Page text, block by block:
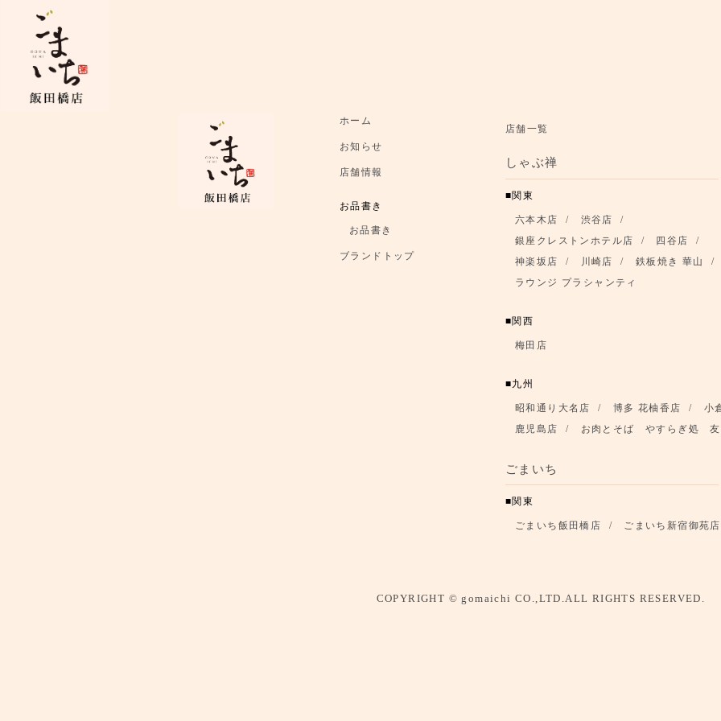
ブランドトップ
店舗情報
ホーム
お知らせ
店舗情報
お品書き
お品書き
ブランドトップ
店舗一覧
しゃぶ禅
関東
六本木店
渋谷店
銀座クレストンホテル店
四谷店
神楽坂店
川崎店
鉄板焼き 華山
ラウンジ プラシャンティ
関西
梅田店
九州
昭和通り大名店 博多 花柚香店
小
鹿児島店
お肉とそば やすらぎ処
ごまいち
関東
ごまいち飯田橋店 ごまいち新宿御苑店
COPYRIGHT © gomaichi CO.,LTD.ALL RIGHTS RESERVED.